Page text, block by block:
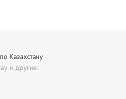
Казахстану
и другие